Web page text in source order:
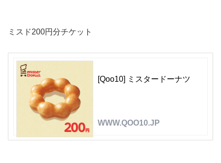
ミスド200円分チケット
[Qoo10] ミスタードーナツ
WWW.QOO10.JP